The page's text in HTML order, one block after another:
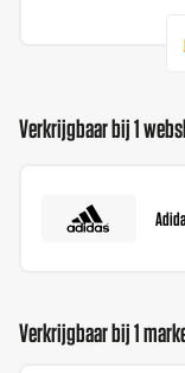
Verkrijgbaar bij 1
Verkrijgbaar bij 1